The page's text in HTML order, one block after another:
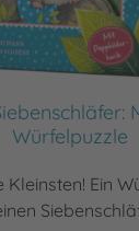
Würfelpuzzle
Kleinsten! Ein